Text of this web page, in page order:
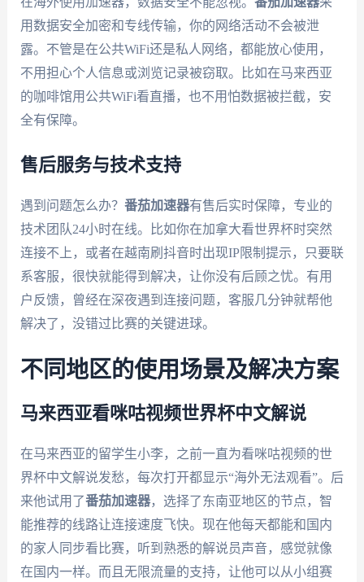
用数据安全加密和专线传输，你的网络活动不会被泄
露。不管是在公共WiFi还是私人网络，都能放心使用，
不用担心个人信息或浏览记录被窃取。比如在马来西亚
的咖啡馆用公共WiFi看直播，也不用怕数据被拦截，安
全有保障。
售后服务与技术支持
遇到问题怎么办？ 番茄加速器有售后实时保障，专业的
技术团队24小时在线。比如你在加拿大看世界杯时突然
连接不上，或者在越南刷抖音时出现IP限制提示，只要联
系客服，很快就能得到解决，让你没有后顾之忧。有用
户反馈，曾经在深夜遇到连接问题，客服几分钟就帮他
解决了，没错过比赛的关键进球。
不同地区的使用场景及解决方案
马来西亚看咪咕视频世界杯中文解说
在马来西亚的留学生小李，之前一直为看咪咕视频的世
界杯中文解说发愁，每次打开都显示“海外无法观看”。后
来他试用了番茄加速器，选择了东南亚地区的节点，智
能推荐的线路让连接速度飞快。现在他每天都能和国内
的家人同步看比赛，听到熟悉的解说员声音，感觉就像
在国内一样。而且无限流量的支持，让他可以从小组赛